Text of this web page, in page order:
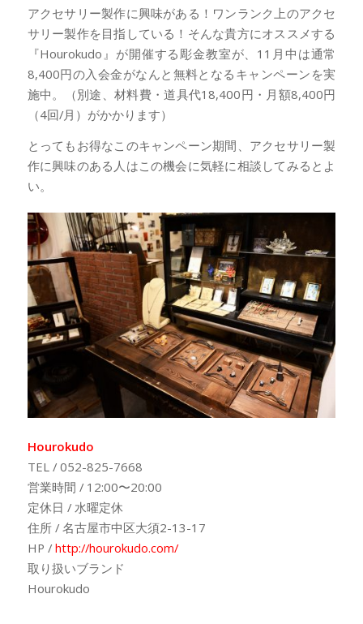
アクセサリー製作に興味がある！ワンランク上のアクセ
サリー製作を目指している！そんな貴方にオススメする
『Hourokudo』が開催する彫金教室が、11月中は通常
8,400円の入会金がなんと無料となるキャンペーンを実
施中。（別途、材料費・道具代18,400円・月額8,400円
（4回/月）がかかります）
とってもお得なこのキャンペーン期間、アクセサリー製
作に興味のある人はこの機会に気軽に相談してみるとよ
い。
Hourokudo
TEL / 052-825-7668
営業時間 / 12:00〜20:00
定休日 / 水曜定休
住所 / 名古屋市中区大須2-13-17
HP / http://hourokudo.com/
取り扱いブランド
Hourokudo